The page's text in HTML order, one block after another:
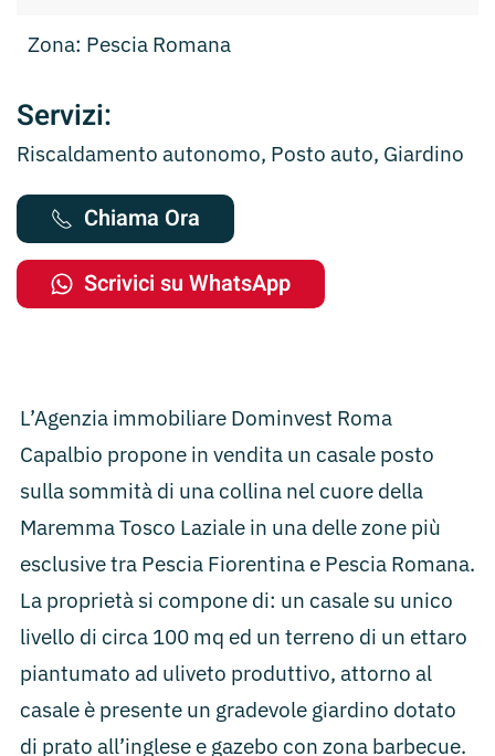
Zona: Pescia Romana
Servizi:
Riscaldamento autonomo, Posto auto, Giardino
Chiama Ora
Scrivici su WhatsApp
L’Agenzia immobiliare Dominvest Roma
Capalbio propone in vendita un casale posto
sulla sommità di una collina nel cuore della
Maremma Tosco Laziale in una delle zone più
esclusive tra Pescia Fiorentina e Pescia Romana.
La proprietà si compone di: un casale su unico
livello di circa 100 mq ed un terreno di un ettaro
piantumato ad uliveto produttivo, attorno al
casale è presente un gradevole giardino dotato
di prato all’inglese e gazebo con zona barbecue.